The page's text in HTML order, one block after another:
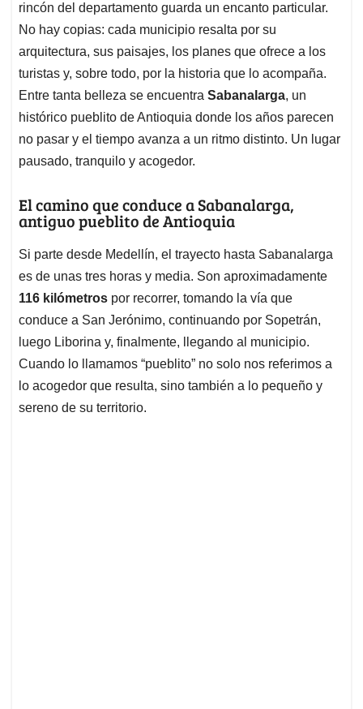
A
p
p
o
o
k
d
I
n
d
s
rincón del departamento guarda un encanto particular.
No hay copias: cada municipio resalta por su
arquitectura, sus paisajes, los planes que ofrece a los
turistas y, sobre todo, por la historia que lo acompaña.
Entre tanta belleza se encuentra Sabanalarga, un
histórico pueblito de Antioquia donde los años parecen
no pasar y el tiempo avanza a un ritmo distinto. Un lugar
pausado, tranquilo y acogedor.
El camino que conduce a Sabanalarga,
antiguo pueblito de Antioquia
Si parte desde Medellín, el trayecto hasta Sabanalarga
es de unas tres horas y media. Son aproximadamente
116 kilómetros por recorrer, tomando la vía que
conduce a San Jerónimo, continuando por Sopetrán,
luego Liborina y, finalmente, llegando al municipio.
Cuando lo llamamos “pueblito” no solo nos referimos a
lo acogedor que resulta, sino también a lo pequeño y
sereno de su territorio.